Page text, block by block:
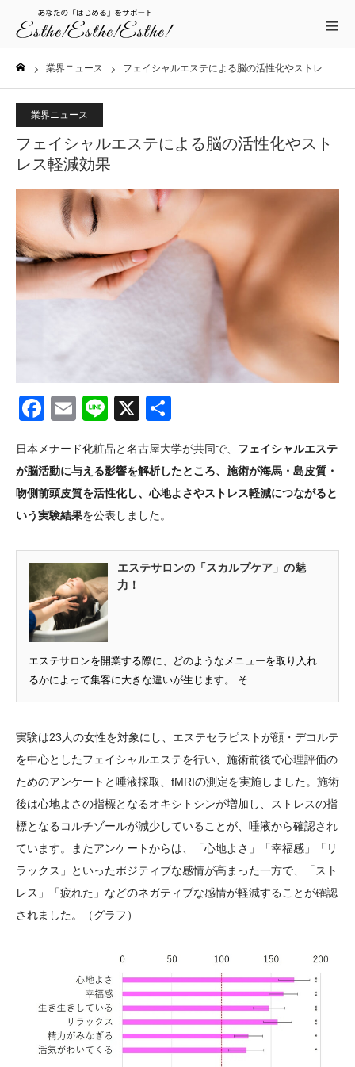
業界ニュース フェイシャルエステによる脳の活性化やストレス軽減効果
業界ニュース
フェイシャルエステによる脳の活性化やスト
レス軽減効果
Facebook
EmailLine
X
日本メナード化粧品と名古屋大学が共同で、 フェイシャルエステ
が脳活動に与える影響を解析したところ、施術が海馬・島皮質・
吻側前頭皮質を活性化し、心地よさやストレス軽減につながると
いう実験結果を公表しました。
エステサロンの「スカルプケア」の魅
力！
エステサロンを開業する際に、どのようなメニューを取り入れ
るかによって集客に大きな違いが生じます。 そ...
実験は23人の女性を対象にし、エステセラピストが顔・デコルテ
を中心としたフェイシャルエステを行い、施術前後で心理評価の
ためのアンケートと唾液採取、fMRIの測定を実施しました。施術
後は心地よさの指標となるオキシトシンが増加し、ストレスの指
標となるコルチゾールが減少していることが、唾液から確認され
ています。またアンケートからは、「心地よさ」「幸福感」「リ
ラックス」といったポジティブな感情が高まった一方で、「スト
レス」「疲れた」などのネガティブな感情が軽減することが確認
されました。（グラフ）